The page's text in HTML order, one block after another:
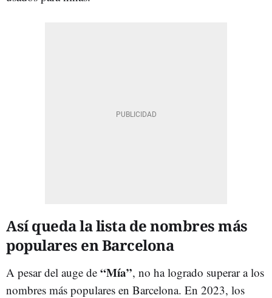
Así queda la lista de nombres más
populares en Barcelona
A pesar del auge de “Mía”, no ha logrado superar a los
nombres más populares en Barcelona. En 2023, los